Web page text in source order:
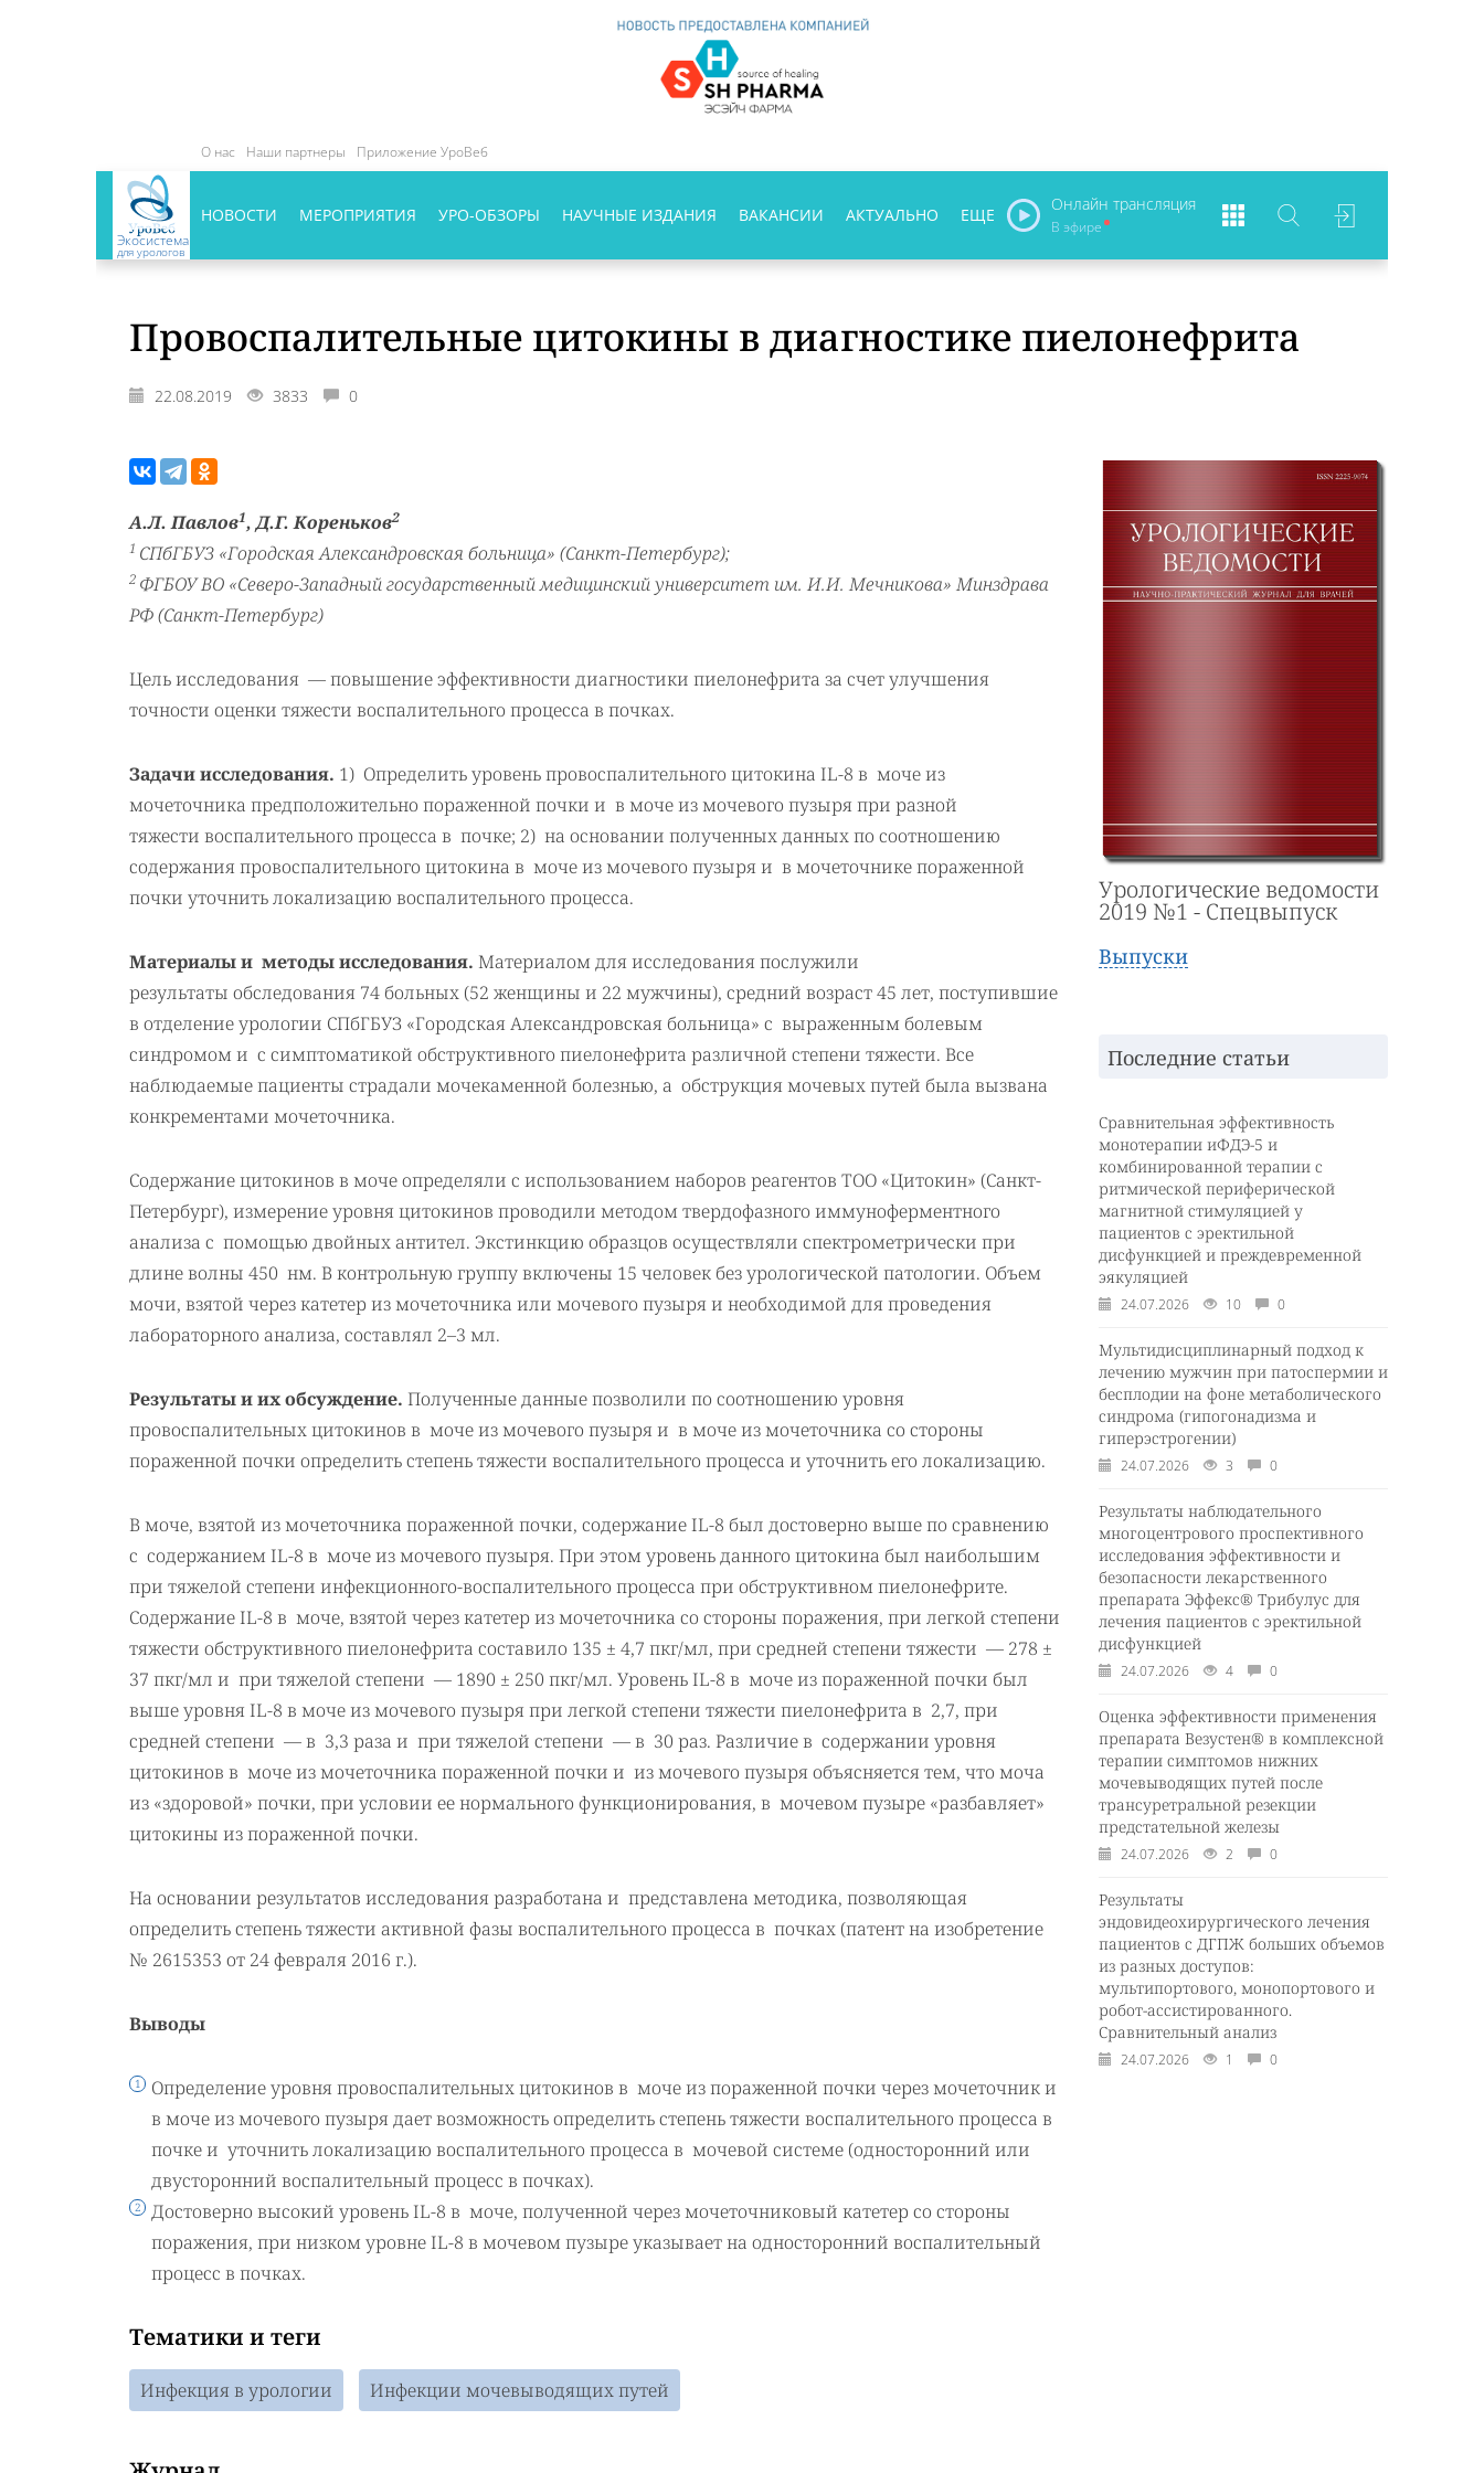
О нас Наши партнеры Приложение УроВеб
Экосистема
для урологов
Онлайн трансляция
В эфире
НОВОСТИ МЕРОПРИЯТИЯ УРО-ОБЗОРЫ НАУЧНЫЕ ИЗДАНИЯ ВАКАНСИИ АКТУАЛЬНО ЕЩЕ
Провоспалительные цитокины в диагностике пиелонефрита
22.08.2019 3833 0
А.Л. Павлов1, Д.Г. Кореньков2
1 СПбГБУЗ «Городская Александровская больница» (Санкт-Петербург);
2 ФГБОУ ВО «Северо-Западный государственный медицинский университет им. И.И. Мечникова» Минздрава
РФ (Санкт-Петербург)
Цель исследования — повышение эффективности диагностики пиелонефрита за счет улучшения
точности оценки тяжести воспалительного процесса в почках.
Задачи исследования. 1) Определить уровень провоспалительного цитокина IL-8 в моче из
мочеточника предположительно пораженной почки и в моче из мочевого пузыря при разной
тяжести воспалительного процесса в почке; 2) на основании полученных данных по соотношению
содержания провоспалительного цитокина в моче из мочевого пузыря и в мочеточнике пораженной
почки уточнить локализацию воспалительного процесса.
Материалы и методы исследования. Материалом для исследования послужили
результаты обследования 74 больных (52 женщины и 22 мужчины), средний возраст 45 лет, поступившие
в отделение урологии СПбГБУЗ «Городская Александровская больница» с выраженным болевым
синдромом и с симптоматикой обструктивного пиелонефрита различной степени тяжести. Все
наблюдаемые пациенты страдали мочекаменной болезнью, а обструкция мочевых путей была вызвана
конкрементами мочеточника.
Содержание цитокинов в моче определяли с использованием наборов реагентов ТОО «Цитокин» (Санкт-
Петербург), измерение уровня цитокинов проводили методом твердофазного иммуноферментного
анализа с помощью двойных антител. Экстинкцию образцов осуществляли спектрометрически при
длине волны 450 нм. В контрольную группу включены 15 человек без урологической патологии. Объем
мочи, взятой через катетер из мочеточника или мочевого пузыря и необходимой для проведения
лабораторного анализа, составлял 2–3 мл.
Результаты и их обсуждение. Полученные данные позволили по соотношению уровня
провоспалительных цитокинов в моче из мочевого пузыря и в моче из мочеточника со стороны
пораженной почки определить степень тяжести воспалительного процесса и уточнить его локализацию.
В моче, взятой из мочеточника пораженной почки, содержание IL-8 был достоверно выше по сравнению
с содержанием IL-8 в моче из мочевого пузыря. При этом уровень данного цитокина был наибольшим
при тяжелой степени инфекционного-воспалительного процесса при обструктивном пиелонефрите.
Содержание IL-8 в моче, взятой через катетер из мочеточника со стороны поражения, при легкой степени
тяжести обструктивного пиелонефрита составило 135 ± 4,7 пкг/мл, при средней степени тяжести — 278 ±
37 пкг/мл и при тяжелой степени — 1890 ± 250 пкг/мл. Уровень IL-8 в моче из пораженной почки был
выше уровня IL-8 в моче из мочевого пузыря при легкой степени тяжести пиелонефрита в 2,7, при
средней степени — в 3,3 раза и при тяжелой степени — в 30 раз. Различие в содержании уровня
цитокинов в моче из мочеточника пораженной почки и из мочевого пузыря объясняется тем, что моча
из «здоровой» почки, при условии ее нормального функционирования, в мочевом пузыре «разбавляет»
цитокины из пораженной почки.
На основании результатов исследования разработана и представлена методика, позволяющая
определить степень тяжести активной фазы воспалительного процесса в почках (патент на изобретение
№ 2615353 от 24 февраля 2016 г.).
Выводы
Определение уровня провоспалительных цитокинов в моче из пораженной почки через мочеточник и
в моче из мочевого пузыря дает возможность определить степень тяжести воспалительного процесса в
почке и уточнить локализацию воспалительного процесса в мочевой системе (односторонний или
двусторонний воспалительный процесс в почках).
Достоверно высокий уровень IL-8 в моче, полученной через мочеточниковый катетер со стороны
поражения, при низком уровне IL-8 в мочевом пузыре указывает на односторонний воспалительный
процесс в почках.
Тематики и теги
Инфекция в урологии Инфекции мочевыводящих путей
Урологические ведомости
2019 №1 - Спецвыпуск
Выпуски
Последние статьи
Сравнительная эффективность
монотерапии иФДЭ-5 и
комбинированной терапии с
ритмической периферической
магнитной стимуляцией у
пациентов с эректильной
дисфункцией и преждевременной
эякуляцией
24.07.2026 10 0
Мультидисциплинарный подход к
лечению мужчин при патоспермии и
бесплодии на фоне метаболического
синдрома (гипогонадизма и
гиперэстрогении)
24.07.2026 3 0
Результаты наблюдательного
многоцентрового проспективного
исследования эффективности и
безопасности лекарственного
препарата Эффекс® Трибулус для
лечения пациентов с эректильной
дисфункцией
24.07.2026 4 0
Оценка эффективности применения
препарата Везустен® в комплексной
терапии симптомов нижних
мочевыводящих путей после
трансуретральной резекции
предстательной железы
24.07.2026 2 0
Результаты
эндовидеохирургического лечения
пациентов с ДГПЖ больших объемов
из разных доступов:
мультипортового, монопортового и
робот-ассистированного.
Сравнительный анализ
24.07.2026 1 0